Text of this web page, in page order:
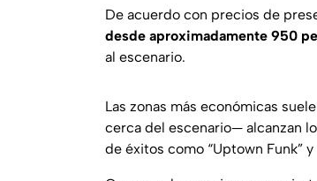
De acuerdo con precios de
desde aproximadamente 950
al escenario.
Las zonas más económicas
cerca del escenario— alcanzan
de éxitos como “Uptown Funk” y